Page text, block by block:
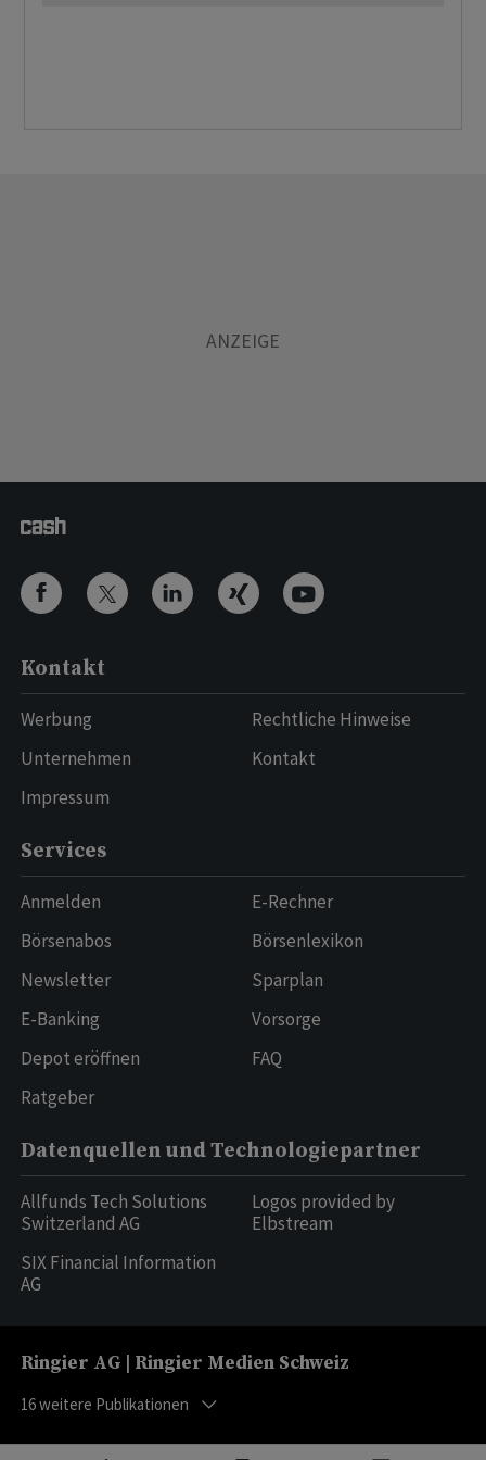
Kontakt
Werbung
Unternehmen
Impressum
Rechtliche Hinweise
Kontakt
Services
Anmelden
Börsenabos
Newsletter
E-Banking
Depot eröffnen
Ratgeber
E-Rechner
Börsenlexikon
Sparplan
Vorsorge
FAQ
Datenquellen und Technologiepartner
Allfunds Tech Solutions
Switzerland AG
SIX Financial Information
AG
Logos provided by
Elbstream
Ringier AG | Ringier Medien Schweiz
16weitere Publikationen